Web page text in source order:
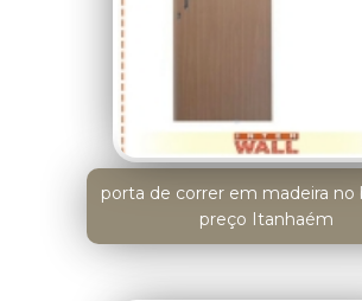
porta de correr em madeira no
preço Itanhaém